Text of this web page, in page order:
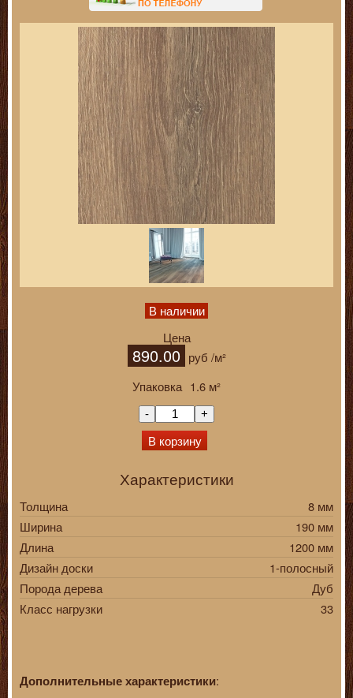
В наличии
Цена
890.00 руб /м²
Упаковка 1.6 м²
- +
В корзину
Характеристики
Толщина
8 мм
Ширина
190 мм
Длина
1200 мм
Дизайн доски
1-полосный
Порода дерева
Дуб
Класс нагрузки
33
Дополнительные характеристики: